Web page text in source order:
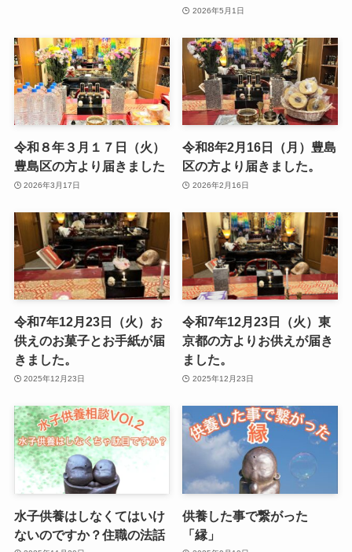
2026年5月1日
令和８年３月１７日（火）
豊島区の方より届きました
2026年3月17日
令和8年2月16日（月）豊島
区の方より届きました。
2026年2月16日
令和7年12月23日（火）お
供えのお菓子とお手紙が届
きました。
2025年12月23日
令和7年12月23日（火）東
京都の方よりお供えが届き
ました。
2025年12月23日
水子供養はしなくてはいけ
ないのですか？住職の法話
供養した事で繋がった
「縁」